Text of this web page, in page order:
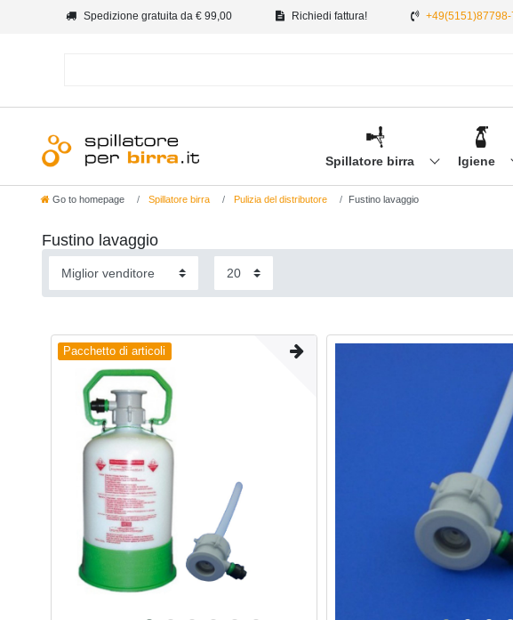
Spedizione gratuita da € 99,00 Richiedi fattura! +49(5151)87798-
Spillatore birra Igiene
Go to homepage Spillatore birra Pulizia del distributore Fustino lavaggio
Fustino lavaggio
Pacchetto di articoli